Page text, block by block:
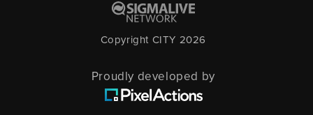
Copyright CITY 2026
Proudly developed by